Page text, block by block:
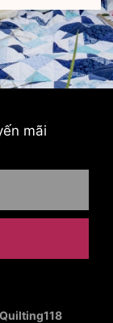
mãi
Quilting118